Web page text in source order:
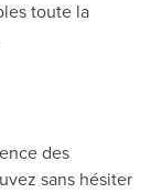
toute la
des
sans hésiter